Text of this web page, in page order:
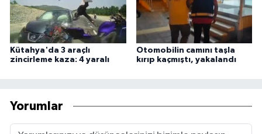
Kütahya'da 3 araçlı
zincirleme kaza: 4 yaralı
Otomobilin camını taşla
kırıp kaçmıştı, yakalandı
Yorumlar